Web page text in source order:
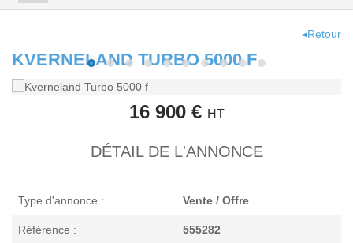
◂Retour
KVERNELAND TURBO 5000 F
16 900 € HT
DÉTAIL DE L'ANNONCE
Type d'annonce : Vente / Offre
Référence : 555282